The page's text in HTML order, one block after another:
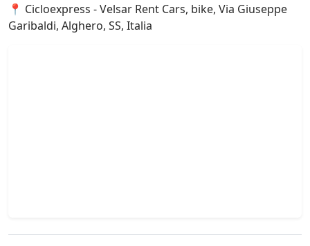
📍 Cicloexpress - Velsar Rent Cars, bike, Via Giuseppe
Garibaldi, Alghero, SS, Italia